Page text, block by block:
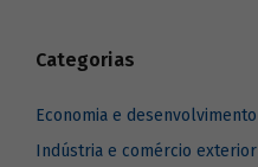
Categorias
Economia e desenvolvimento
Indústria e comércio exterior